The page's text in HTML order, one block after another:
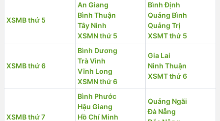
XSMB thứ 5
An Giang
Bình Thuận
Tây Ninh
XSMN thứ 5
Bình Định
Quảng Bình
Quảng Trị
XSMT thứ 5
XSMB thứ 6
Bình Dương
Trà Vinh
Vĩnh Long
XSMN thứ 6
Gia Lai
Ninh Thuận
XSMT thứ 6
XSMB thứ 7
Bình Phước
Hậu Giang
Hồ Chí Minh
Quảng Ngãi
Đà Nẵng